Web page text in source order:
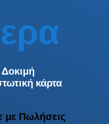
κάρτα
με Πωλήσεις